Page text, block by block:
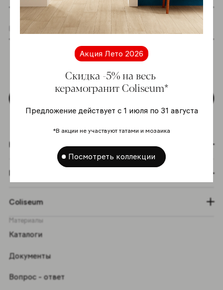
Акция Лето 2026
Скидка -5% на весь
керамогранит Coliseum*
Предложение действует с 1 июля по 31 августа
*В акции не участвуют татами и мозаика
Посмотреть коллекции
Я даю согласие на хранение и обработку
моих персональных данных согласно
Политике в отношении обработки
персональных данных*
Коллекции
Графический эффект
Coliseum
Материалы
Каталоги
Документы
Вопрос - ответ